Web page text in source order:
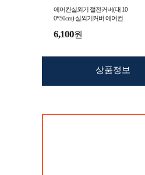
에어컨실외기 절전커버(대 10
0*50cm) 실외기커버 에어컨
6,100원
상품정보